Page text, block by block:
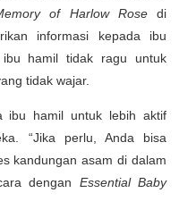
of Harlow Rosedi
informasi kepada ibu
hamil tidak ragu untuk
tidak wajar.
ibu hamil untuk lebih aktif
“Jika perlu, Anda bisa
kandungan asam di dalam
dengan Essential Baby